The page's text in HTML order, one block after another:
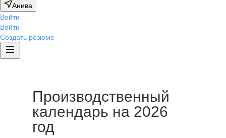
Анива
Войти
Войти
Создать резюме
Производственный
календарь на 2026
год